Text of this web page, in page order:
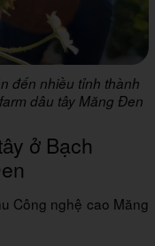
đến nhiều tỉnh thành
dâu tây Măng Đen
ở Bạch
Công nghệ cao Măng